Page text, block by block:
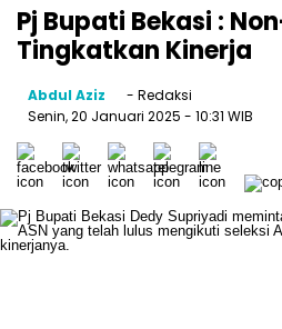
Pj Bupati Bekasi :
Tingkatkan Kinerja
Abdul Aziz
- Redaksi
Senin, 20 Januari 2025 - 10:31 WIB